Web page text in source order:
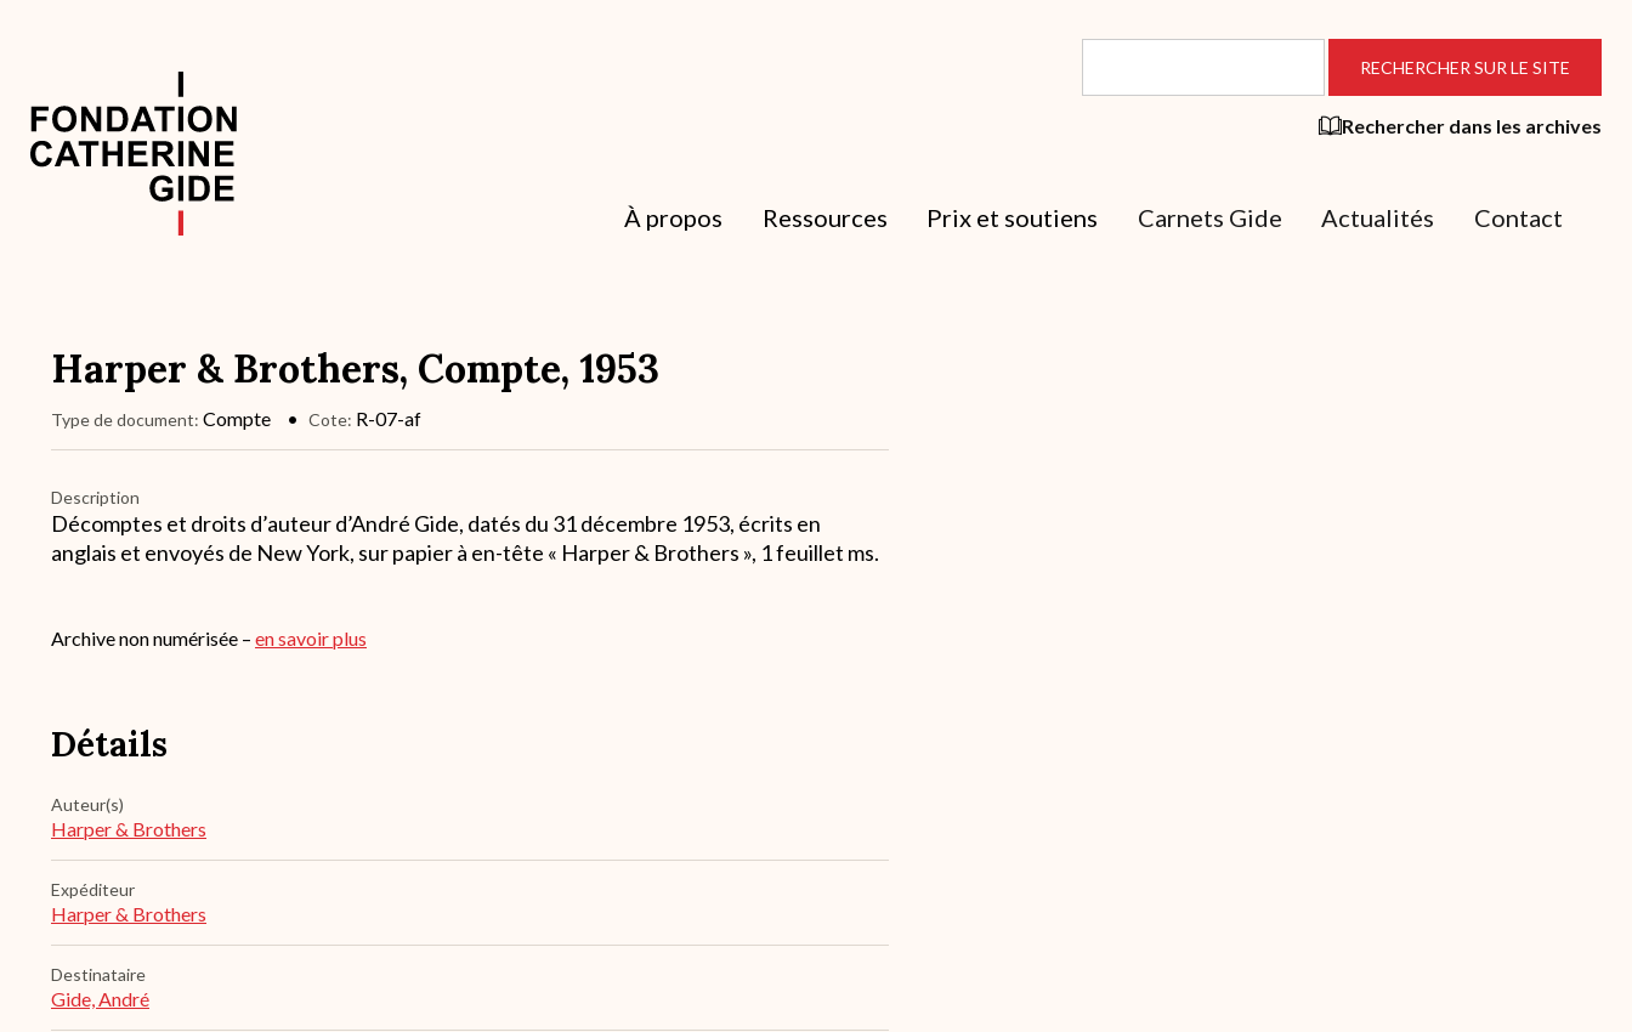
contenu
principal
Rechercher dans les archives
principale
À propos Ressources Prix et soutiens Carnets Gide Actualités Contact
Harper & Brothers, Compte, 1953
Type de document Compte Cote R-07-af
Description
Décomptes et droits d’auteur d’André Gide, datés du 31 décembre 1953, écrits en
anglais et envoyés de New York, sur papier à en-tête « Harper & Brothers », 1 feuillet ms.
Archive non numérisée – en savoir plus
Détails
Auteur(s)
Harper & Brothers
Expéditeur
Harper & Brothers
Destinataire
Gide, André